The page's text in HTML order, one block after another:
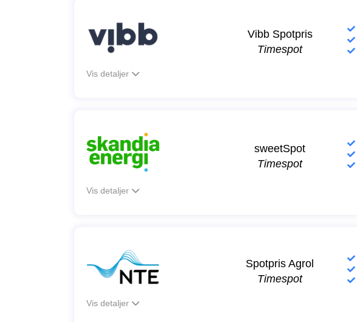
Vibb Spotpris
Timespot
Vis detaljer
sweetSpot
Timespot
Vis detaljer
Spotpris Agrol
Timespot
Vis detaljer